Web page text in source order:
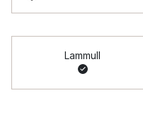
Lammull